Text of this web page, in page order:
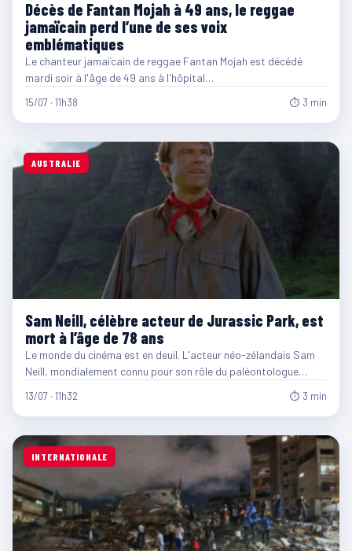
Décès de Fantan Mojah à 49 ans, le reggae
jamaïcain perd l’une de ses voix
emblématiques
Le chanteur jamaïcain de reggae Fantan Mojah est décédé
mardi soir à l'âge de 49 ans à l'hôpital…
15/07 · 11h38 ⏱ 3 min
AUSTRALIE
Sam Neill, célèbre acteur de Jurassic Park, est
mort à l’âge de 78 ans
Le monde du cinéma est en deuil. L'acteur néo-zélandais Sam
Neill, mondialement connu pour son rôle du paléontologue…
13/07 · 11h32 ⏱ 3 min
INTERNATIONALE